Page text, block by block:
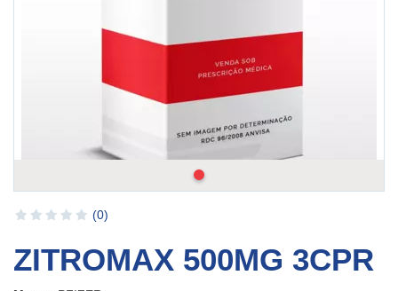
(0)
ZITROMAX 500MG 3CPR